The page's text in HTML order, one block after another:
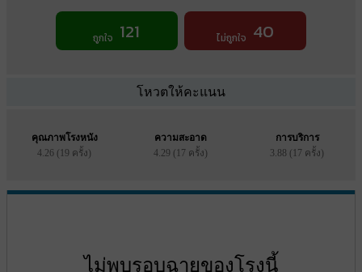
ถูกใจ 121 ไม่ถูกใจ 40
โหวตให้คะแนน
คุณภาพโรงหนัง
4.26 (19 ครั้ง)
ความสะอาด
4.29 (17 ครั้ง)
การบริการ
3.88 (17 ครั้ง)
ไม่พบรอบฉายของโรงนี้